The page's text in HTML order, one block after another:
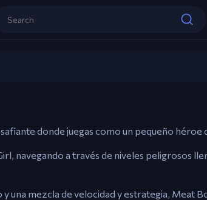
donde juegas como un pequeño héroe
navegando a través de niveles peligrosos
una mezcla de velocidad y estrategia, Meat